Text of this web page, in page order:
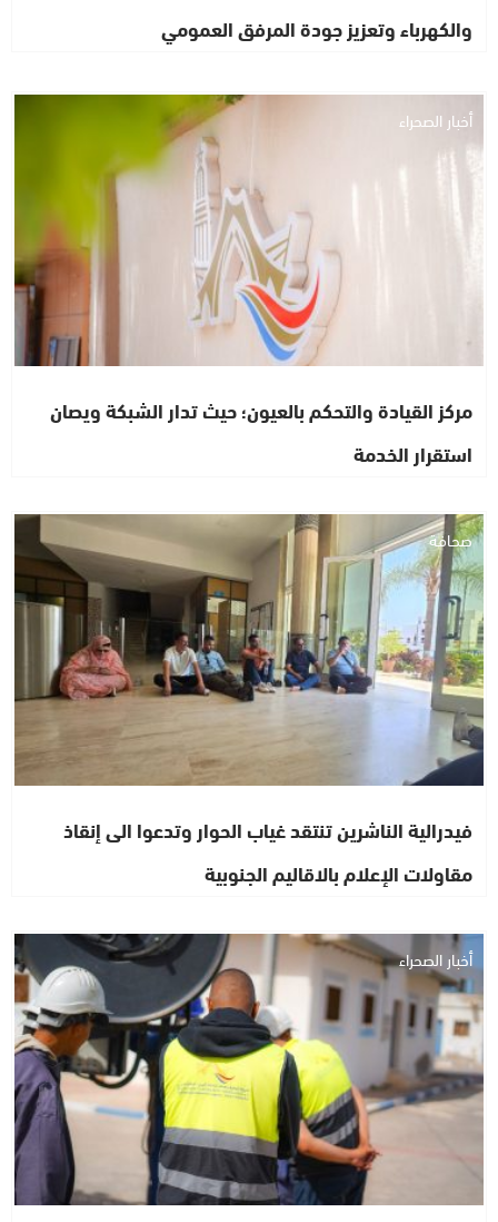
والكهرباء وتعزيز جودة المرفق العمومي
أخبار الصحراء
مركز القيادة والتحكم بالعيون؛ حيث تدار الشبكة ويصان
استقرار الخدمة
صحافة
فيدرالية الناشرين تنتقد غياب الحوار وتدعوا الى إنقاذ
مقاولات الإعلام بالاقاليم الجنوبية
أخبار الصحراء